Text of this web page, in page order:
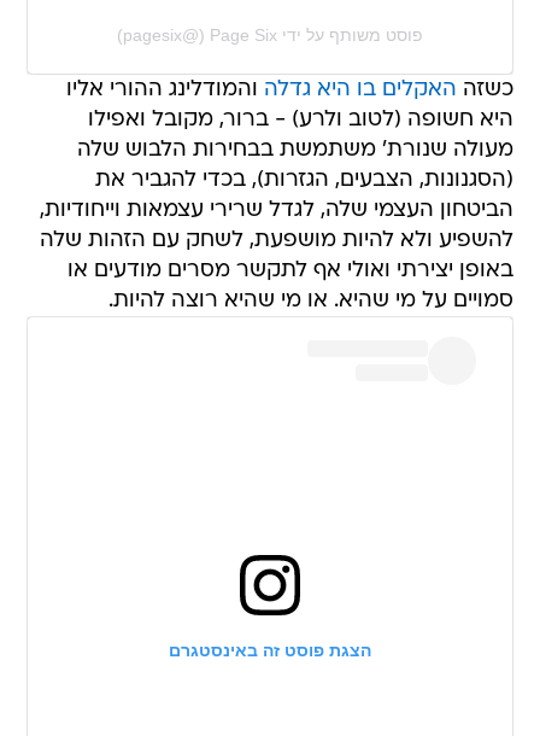
פוסט משותף על ידי ‏‎Page Six‎‏ (@‏‎pagesix‎‏)
כשזה האקלים בו היא גדלה והמודלינג ההורי אליו
היא חשופה (לטוב ולרע) - ברור, מקובל ואפילו
מעולה שנורת' משתמשת בבחירות הלבוש שלה
(הסגנונות, הצבעים, הגזרות), בכדי להגביר את
הביטחון העצמי שלה, לגדל שרירי עצמאות וייחודיות,
להשפיע ולא להיות מושפעת, לשחק עם הזהות שלה
באופן יצירתי ואולי אף לתקשר מסרים מודעים או
סמויים על מי שהיא. או מי שהיא רוצה להיות.
הצגת פוסט זה באינסטגרם